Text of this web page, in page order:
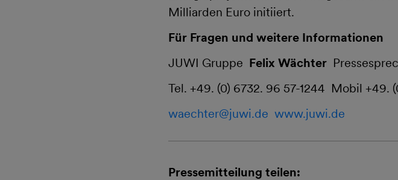
Milliarden Euro initiiert.
Für Fragen und weitere Informationen
JUWI Gruppe Felix Wächter
Tel. +49. (0) 6732. 96 57-1244 Mobil +49.
waechter@juwi.de www.juwi.de
Pressemitteilung teilen: